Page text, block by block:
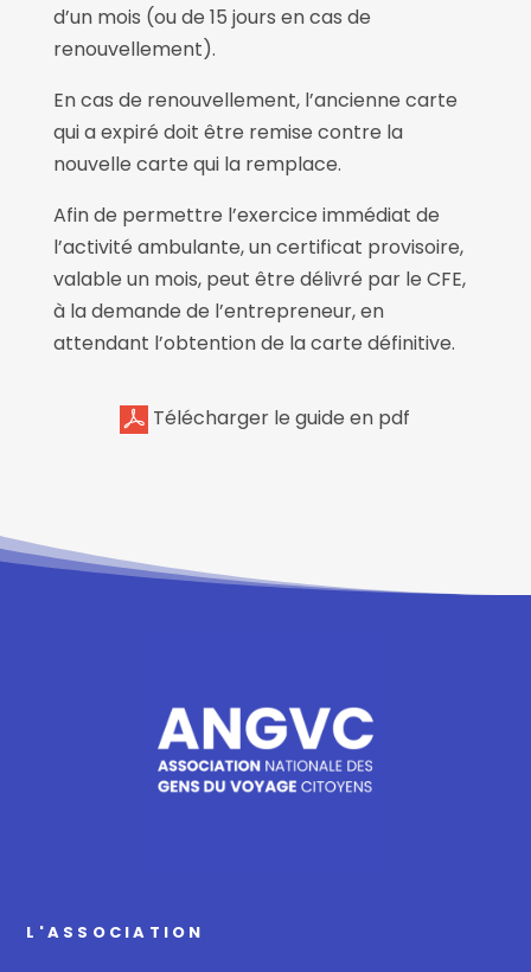
d’un mois (ou de 15 jours en cas de
renouvellement).
En cas de renouvellement, l’ancienne carte
qui a expiré doit être remise contre la
nouvelle carte qui la remplace.
Afin de permettre l’exercice immédiat de
l’activité ambulante, un certificat provisoire,
valable un mois, peut être délivré par le CFE,
à la demande de l’entrepreneur, en
attendant l’obtention de la carte définitive.
Télécharger le guide en pdf
L'ASSOCIATION